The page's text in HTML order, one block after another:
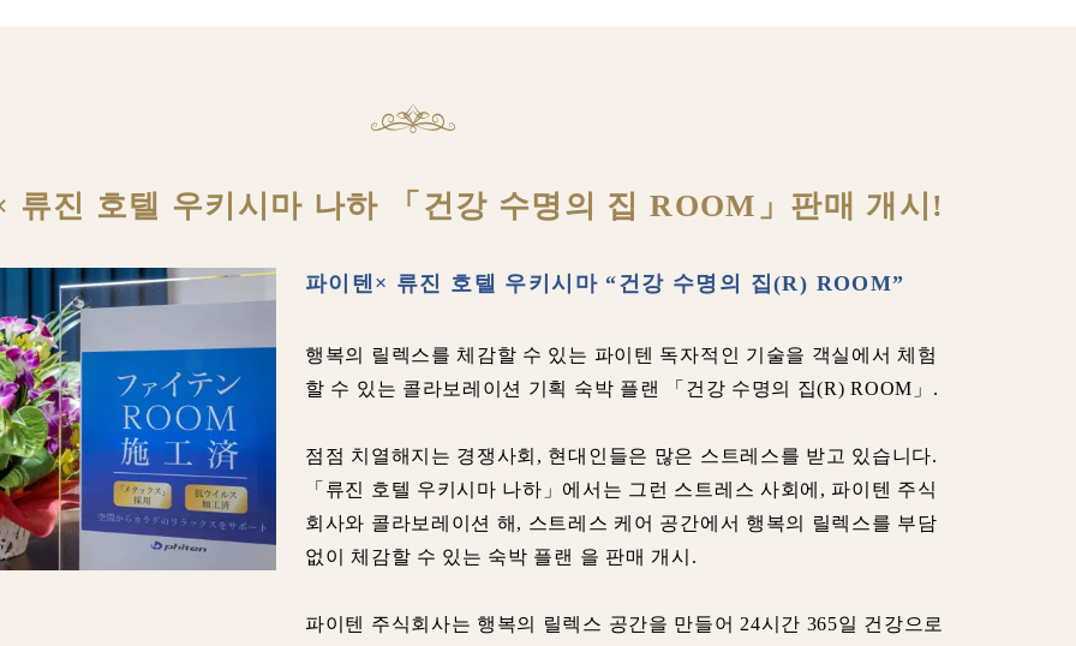
류진 호텔 우키시마 나하 「건강 수명의 집 ROOM」판매 개시!
파이텐× 류진 호텔 우키시마 “건강 수명의 집(R) ROOM”
행복의 릴렉스를 체감할 수 있는 파이텐 독자적인 기술을 객실에서 체험
할 수 있는 콜라보레이션 기획 숙박 플랜 「건강 수명의 집(R) ROOM」.
점점 치열해지는 경쟁사회, 현대인들은 많은 스트레스를 받고 있습니다.
「류진 호텔 우키시마 나하」에서는 그런 스트레스 사회에, 파이텐 주식
회사와 콜라보레이션 해, 스트레스 케어 공간에서 행복의 릴렉스를 부담
없이 체감할 수 있는 숙박 플랜 을 판매 개시.
파이텐 주식회사는 행복의 릴렉스 공간을 만들어 24시간 365일 건강으로